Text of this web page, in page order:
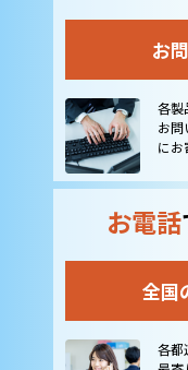
お
各製
お問
にお
お電話
全国
各都